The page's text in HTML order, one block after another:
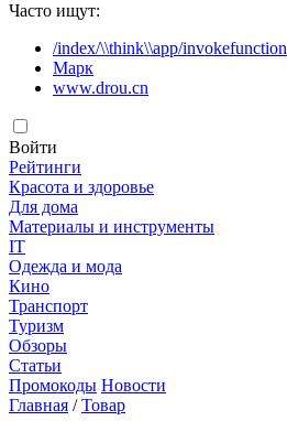
Часто ищут:
/index/\\think\\app/invokefunction
Марк
www.drou.cn
Войти
Рейтинги
Красота и здоровье
Для дома
Материалы и инструменты
IT
Одежда и мода
Кино
Транспорт
Туризм
Обзоры
Статьи
Промокоды Новости
Главная /Товар